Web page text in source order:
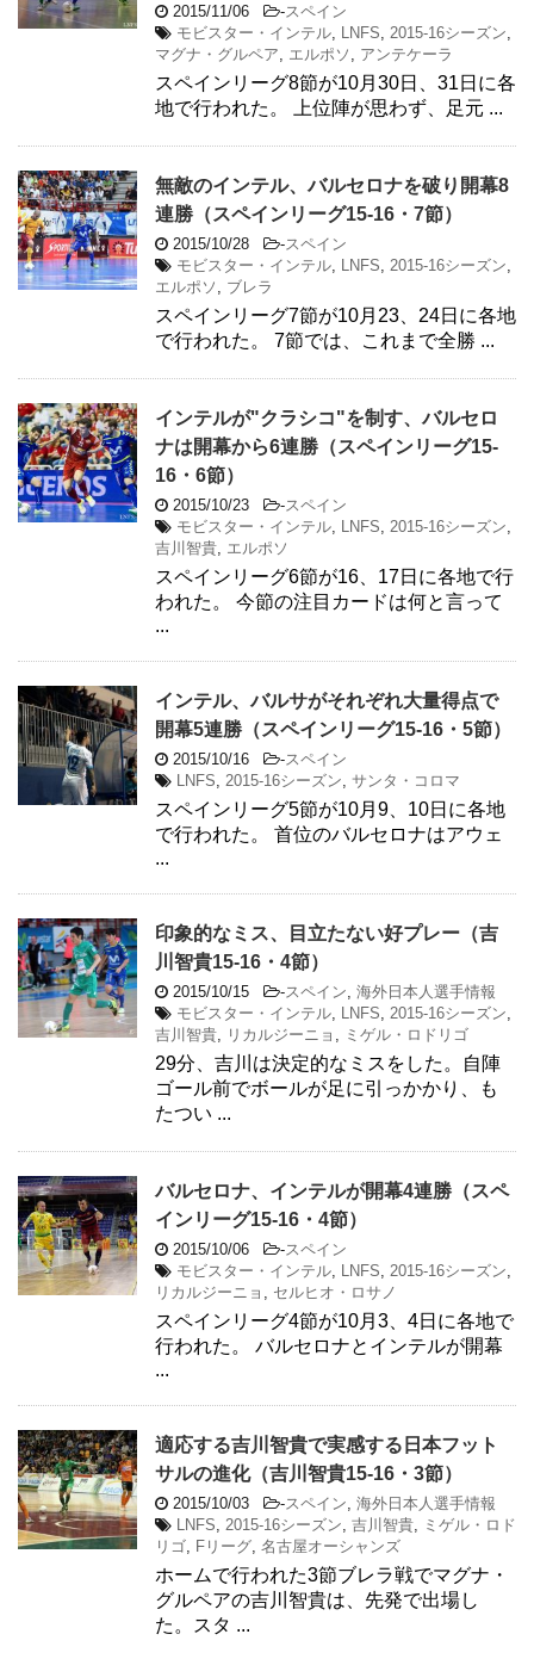
2015/11/06 -スペイン
モビスター・インテル
LNFS 2015-16シーズン
マグナ・グルペア
エルポソ アンテケーラ
スペインリーグ8節が10月30日、31日に各
地で行われた。 上位陣が思わず、足元 ...
無敵のインテル、バルセロナを破り開幕8
連勝（スペインリーグ15-16・7節）
2015/10/28 -スペイン
モビスター・インテル
LNFS 2015-16シーズン
エルポソ
ブレラ
スペインリーグ7節が10月23、24日に各地
で行われた。 7節では、これまで全勝 ...
インテルが"クラシコ"を制す、バルセロ
ナは開幕から6連勝（スペインリーグ15-
16・6節）
2015/10/23 -スペイン
モビスター・インテル
LNFS 2015-16シーズン
吉川智貴
エルポソ
スペインリーグ6節が16、17日に各地で行
われた。 今節の注目カードは何と言って
...
インテル、バルサがそれぞれ大量得点で
開幕5連勝（スペインリーグ15-16・5節）
2015/10/16 -スペイン
LNFS
2015-16シーズン サンタ・コロマ
スペインリーグ5節が10月9、10日に各地
で行われた。 首位のバルセロナはアウェ
...
印象的なミス、目立たない好プレー（吉
川智貴15-16・4節）
2015/10/15 -スペイン 海外日本人選手情報
モビスター・インテル
LNFS 2015-16シーズン
吉川智貴
リカルジーニョ ミゲル・ロドリゴ
29分、吉川は決定的なミスをした。自陣
ゴール前でボールが足に引っかかり、も
たつい ...
バルセロナ、インテルが開幕4連勝（スペ
インリーグ15-16・4節）
2015/10/06 -スペイン
モビスター・インテル
LNFS 2015-16シーズン
リカルジーニョ
セルヒオ・ロサノ
スペインリーグ4節が10月3、4日に各地で
行われた。 バルセロナとインテルが開幕
...
適応する吉川智貴で実感する日本フット
サルの進化（吉川智貴15-16・3節）
2015/10/03 -スペイン 海外日本人選手情報
LNFS
2015-16シーズン 吉川智貴
ミゲル・ロド
リゴ
Fリーグ 名古屋オーシャンズ
ホームで行われた3節ブレラ戦でマグナ・
グルペアの吉川智貴は、先発で出場し
た。スタ ...